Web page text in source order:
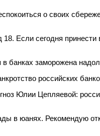
о своих
Если сегодня
банках заморожена
российских
Юлии Цепляевой:
в юанях. Рекомендую